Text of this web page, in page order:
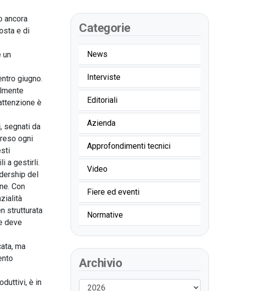
ancora
e di
un
giugno.
è
segnati da
ogni
a gestirli.
del
Con
strutturata
deve
ma
è in
Categorie
News
Interviste
Editoriali
Azienda
Approfondimenti tecnici
Video
Fiere ed eventi
Normative
Archivio